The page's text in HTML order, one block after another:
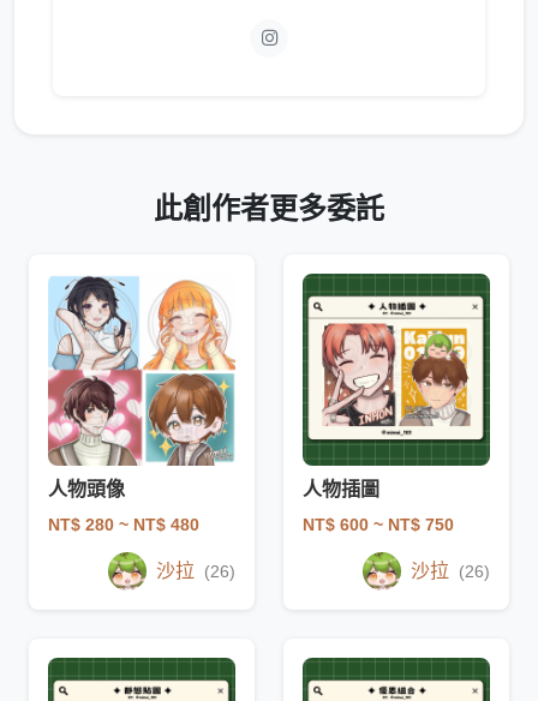
此創作者更多委託
人物頭像
NT$ 280 ~ NT$ 480
沙拉 (26)
人物插圖
NT$ 600 ~ NT$ 750
沙拉 (26)